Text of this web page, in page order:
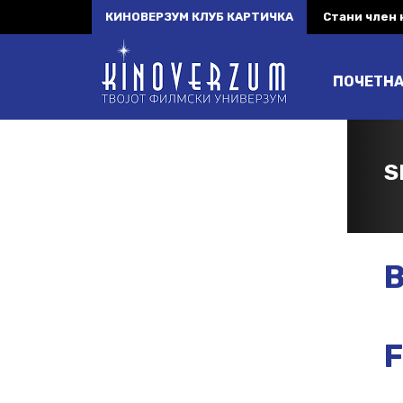
КИНОВЕРЗУМ КЛУБ КАРТИЧКА Стани член
ПОЧЕТНА